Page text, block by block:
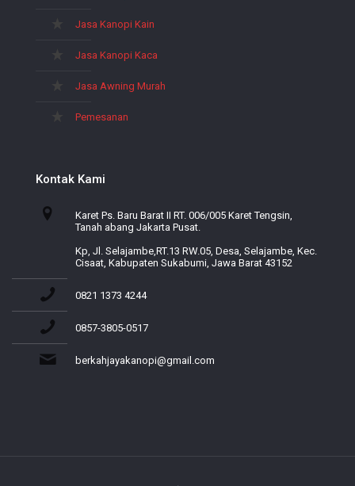
Jasa Kanopi Kain
Jasa Kanopi Kaca
Jasa Awning Murah
Pemesanan
Kontak Kami
Karet Ps. Baru Barat II RT. 006/005 Karet Tengsin,
Tanah abang Jakarta Pusat.
Kp, Jl. Selajambe,RT.13 RW.05, Desa, Selajambe, Kec.
Cisaat, Kabupaten Sukabumi, Jawa Barat 43152
0821 1373 4244
0857-3805-0517
berkahjayakanopi@gmail.com